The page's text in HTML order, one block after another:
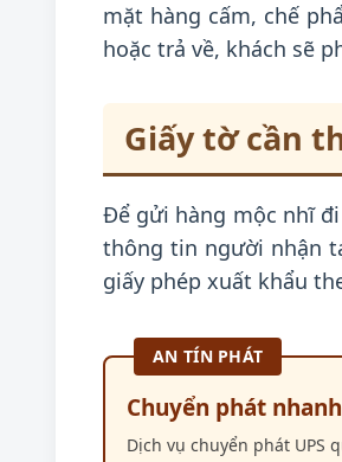
mặt hàng cấm, chế
hoặc trả về, khách sẽ
Giấy tờ cần
Để gửi hàng mộc nhĩ
thông tin người nhận
giấy phép xuất khẩu
AN TÍN PHÁT
Chuyển phát nhanh
Dịch vụ chuyển phát UPS